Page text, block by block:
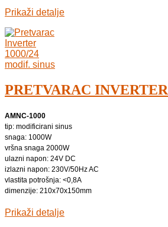
Prikaži detalje
PRETVARAC
AMNC-1000
tip: modificirani sinus
snaga: 1000W
vršna snaga 2000W
ulazni napon: 24V DC
izlazni napon: 230V/50Hz AC
vlastita potrošnja: <0,8A
dimenzije: 210x70x150mm
Prikaži detalje